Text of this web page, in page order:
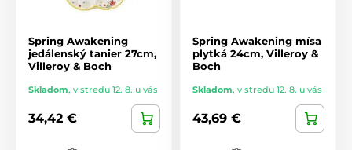
Spring Awakening
jedálenský tanier 27cm,
Villeroy & Boch
Skladom, v stredu 12. 8. u vás
34,42 €
Spring Awakening mísa
plytká 24cm, Villeroy &
Boch
Skladom, v stredu 12. 8. u vás
43,69 €